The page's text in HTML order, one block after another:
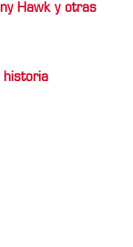
Hawk y otras
historia